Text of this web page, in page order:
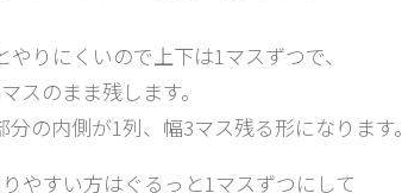
りにくいので上下は1マスずつで、
スのまま残します。
の内側が1列、幅3マス残る形になります。
やすい方はぐるっと1マスずつにして